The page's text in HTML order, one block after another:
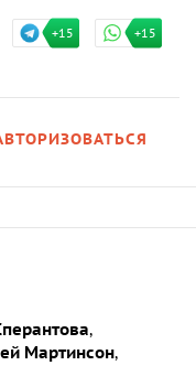
+15 +15
,
Мартинсон,